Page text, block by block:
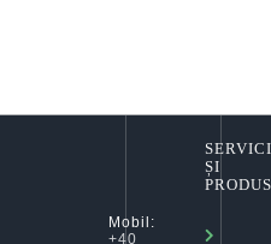
Mobil:
+40
ȘI